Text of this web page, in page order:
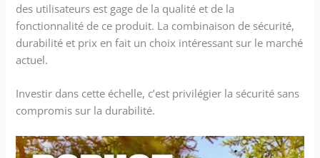
des utilisateurs est gage de la qualité et de la
fonctionnalité de ce produit. La combinaison de sécurité,
durabilité et prix en fait un choix intéressant sur le marché
actuel.
Investir dans cette échelle, c’est privilégier la sécurité sans
compromis sur la durabilité.